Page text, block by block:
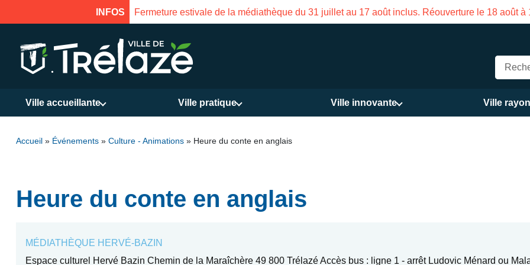
INFOS Fermeture estivale de la Maison des Services publics Vasco de Gama du 3 au 21 août
Ville accueillante Ville pratique Ville innovante Ville
Accueil » Événements » Culture - Animations » Heure du conte en anglais
Heure du conte en anglais
MÉDIATHÈQUE HERVÉ-BAZIN
Espace culturel Hervé Bazin Chemin de la Maraîchère 49 800 Trélazé Accès bus : ligne 1 - arrêt Ludovic Ménard ou